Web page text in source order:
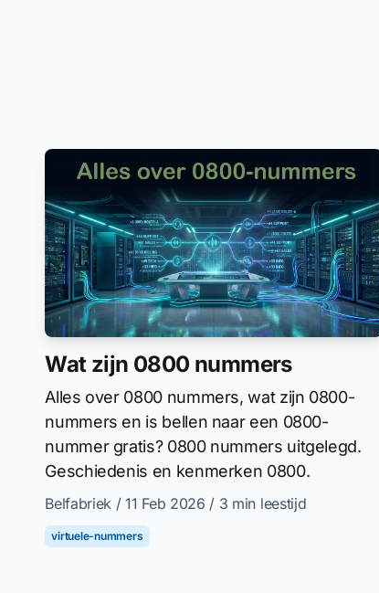
Wat zijn 0800 nummers
Alles over 0800 nummers, wat zijn 0800-
nummers en is bellen naar een 0800-
nummer gratis? 0800 nummers uitgelegd.
Geschiedenis en kenmerken 0800.
Belfabriek / 11 Feb 2026 / 3 min leestijd
virtuele-nummers